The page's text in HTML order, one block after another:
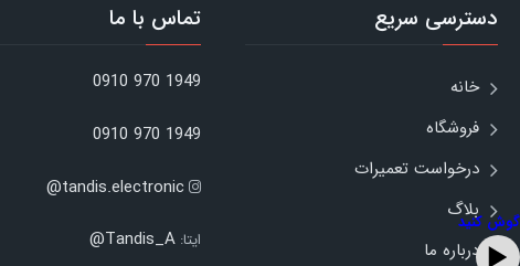
دسترسی سریع
خانه
فروشگاه
درخواست تعمیرات
بلاگ
درباره ما
گوش کنید
تماس با ما
1949 970 0910
1949 970 0910
tandis.electronic@
ایتا: Tandis_A@